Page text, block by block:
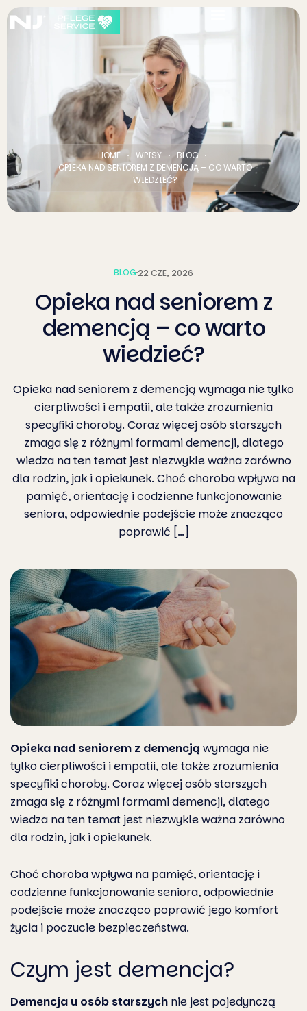
HOME WPISY
BLOG
OPIEKA NAD SENIOREM Z DEMENCJĄ – CO WARTO
WIEDZIEĆ?
BLOG 22 CZE, 2026
Opieka nad seniorem z
demencją – co warto
wiedzieć?
Opieka nad seniorem z demencją wymaga nie tylko
cierpliwości i empatii, ale także zrozumienia
specyfiki choroby. Coraz więcej osób starszych
zmaga się z różnymi formami demencji, dlatego
wiedza na ten temat jest niezwykle ważna zarówno
dla rodzin, jak i opiekunek. Choć choroba wpływa na
pamięć, orientację i codzienne funkcjonowanie
seniora, odpowiednie podejście może znacząco
poprawić […]
Opieka nad seniorem z demencją wymaga nie
tylko cierpliwości i empatii, ale także zrozumienia
specyfiki choroby. Coraz więcej osób starszych
zmaga się z różnymi formami demencji, dlatego
wiedza na ten temat jest niezwykle ważna zarówno
dla rodzin, jak i opiekunek.
Choć choroba wpływa na pamięć, orientację i
codzienne funkcjonowanie seniora, odpowiednie
podejście może znacząco poprawić jego komfort
życia i poczucie bezpieczeństwa.
Czym jest demencja?
Demencja u osób starszych nie jest pojedynczą